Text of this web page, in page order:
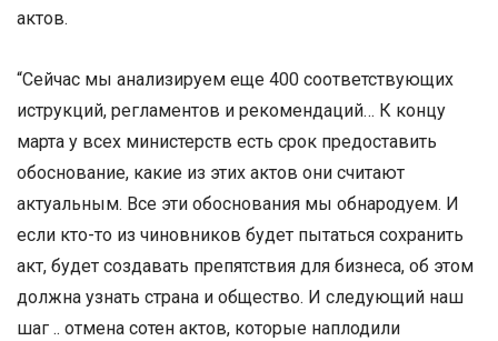
актов.
“Сейчас мы анализируем еще 400 соответствующих
иструкций, регламентов и рекомендаций… К концу
марта у всех министерств есть срок предоставить
обоснование, какие из этих актов они считают
актуальным. Все эти обоснования мы обнародуем. И
если кто-то из чиновников будет пытаться сохранить
акт, будет создавать препятствия для бизнеса, об этом
должна узнать страна и общество. И следующий наш
шаг .. отмена сотен актов, которые наплодили